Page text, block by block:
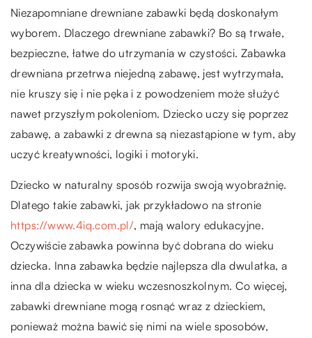
Niezapomniane drewniane zabawki będą doskonałym
wyborem. Dlaczego drewniane zabawki? Bo są trwałe,
bezpieczne, łatwe do utrzymania w czystości. Zabawka
drewniana przetrwa niejedną zabawę, jest wytrzymała,
nie kruszy się i nie pęka i z powodzeniem może służyć
nawet przyszłym pokoleniom. Dziecko uczy się poprzez
zabawę, a zabawki z drewna są niezastąpione w tym, aby
uczyć kreatywności, logiki i motoryki.
Dziecko w naturalny sposób rozwija swoją wyobraźnię.
Dlatego takie zabawki, jak przykładowo na stronie
https://www.4iq.com.pl/, mają walory edukacyjne.
Oczywiście zabawka powinna być dobrana do wieku
dziecka. Inna zabawka będzie najlepsza dla dwulatka, a
inna dla dziecka w wieku wczesnoszkolnym. Co więcej,
zabawki drewniane mogą rosnąć wraz z dzieckiem,
ponieważ można bawić się nimi na wiele sposobów,